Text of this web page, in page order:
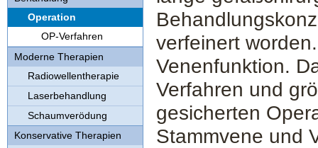
Operation
OP-Verfahren
Moderne Therapien
Radiowellentherapie
Laserbehandlung
Schaumverödung
Konservative Therapien
verfeinert
Venenfunktion.
Verfahren und
gesicherten
Stammvene und